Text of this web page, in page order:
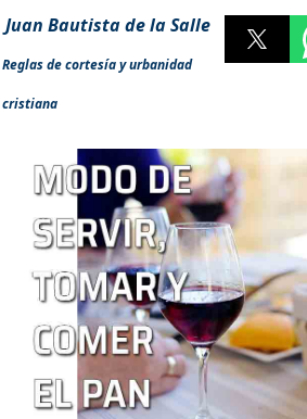
Juan Bautista de la Salle
Reglas de cortesía y urbanidad
cristiana